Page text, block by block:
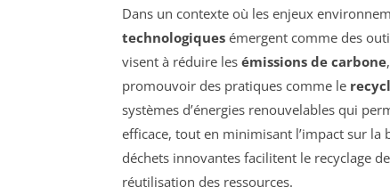
Dans un contexte où les enjeux
technologiques émergent comme des
visent à réduire les émissions de carbone
promouvoir des pratiques comme le
systèmes d’énergies renouvelables qui
efficace, tout en minimisant l’impact sur
déchets innovantes facilitent le recyclage
réutilisation des ressources.